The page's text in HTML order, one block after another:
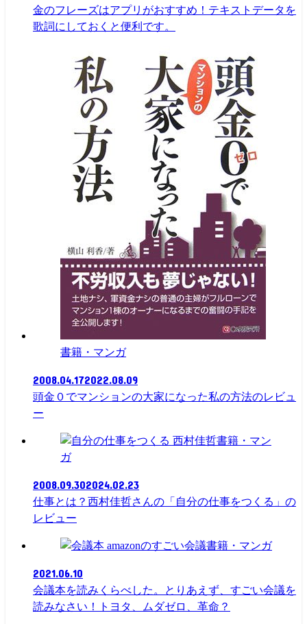
金のフレーズはアプリがおすすめ！テキストデータを
歌詞にしておくと便利です。
書籍・マンガ
2008.04.172022.08.09
頭金０でマンションの大家になった私の方法のレビュ
ー
書籍・マン
ガ
2008.09.302024.02.23
仕事とは？西村佳哲さんの「自分の仕事をつくる」の
レビュー
書籍・マンガ
2021.06.10
会議本を読みくらべした。とりあえず、すごい会議を
読みなさい！トヨタ、ムダゼロ、革命？